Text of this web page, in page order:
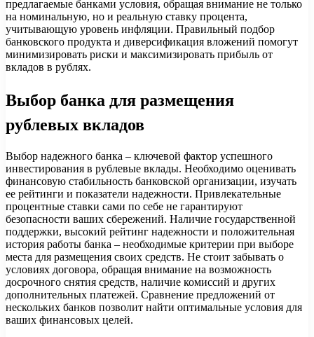
предлагаемые банками условия, обращая внимание не только
на номинальную, но и реальную ставку процента,
учитывающую уровень инфляции. Правильный подбор
банковского продукта и диверсификация вложений помогут
минимизировать риски и максимизировать прибыль от
вкладов в рублях.
Выбор банка для размещения
рублевых вкладов
Выбор надежного банка – ключевой фактор успешного
инвестирования в рублевые вклады. Необходимо оценивать
финансовую стабильность банковской организации, изучать
ее рейтинги и показатели надежности. Привлекательные
процентные ставки сами по себе не гарантируют
безопасности ваших сбережений. Наличие государственной
поддержки, высокий рейтинг надежности и положительная
история работы банка – необходимые критерии при выборе
места для размещения своих средств. Не стоит забывать о
условиях договора, обращая внимание на возможность
досрочного снятия средств, наличие комиссий и других
дополнительных платежей. Сравнение предложений от
нескольких банков позволит найти оптимальные условия для
ваших финансовых целей.